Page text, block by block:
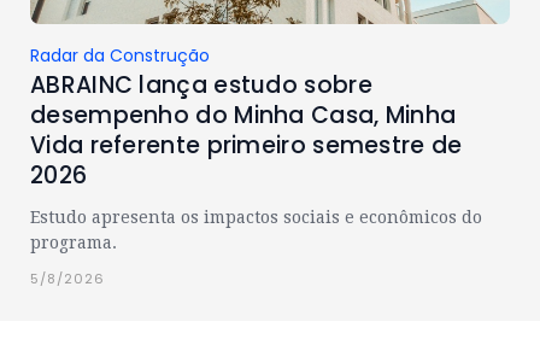
Radar da Construção
ABRAINC lança estudo sobre
desempenho do Minha Casa, Minha
Vida referente primeiro semestre de
2026
Estudo apresenta os impactos sociais e econômicos do
programa.
5/8/2026